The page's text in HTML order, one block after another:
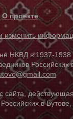
О проекте
изменить
в 1937-1938
сайта,
в